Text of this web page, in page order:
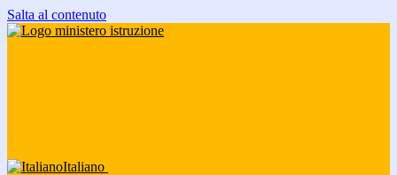
Salta al contenuto
Italiano